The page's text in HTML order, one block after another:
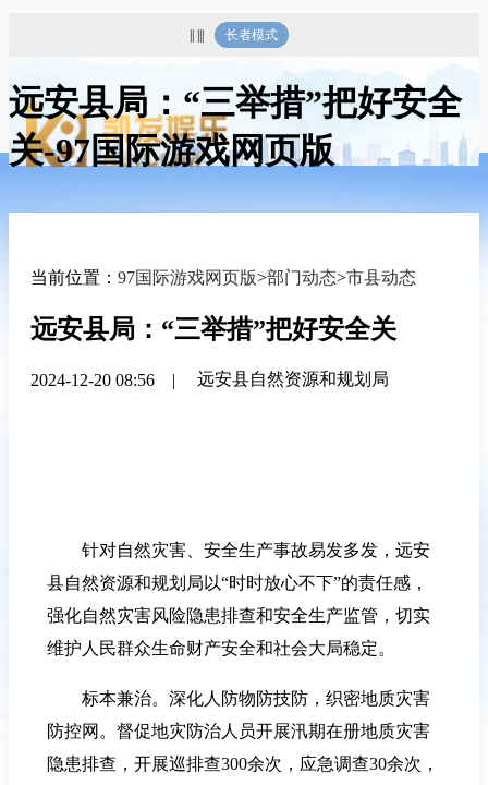
长者模式
远安县局：“三举措”把好安全
关-97国际游戏网页版
当前位置： 97国际游戏网页版>部门动态>市县动态
远安县局：“三举措”把好安全关
2024-12-20 08:56 | 远安县自然资源和规划局
针对自然灾害、安全生产事故易发多发，远安
县自然资源和规划局以“时时放心不下”的责任感，
强化自然灾害风险隐患排查和安全生产监管，切实
维护人民群众生命财产安全和社会大局稳定。
标本兼治。深化人防物防技防，织密地质灾害
防控网。督促地灾防治人员开展汛期在册地质灾害
隐患排查，开展巡排查300余次，应急调查30余次，